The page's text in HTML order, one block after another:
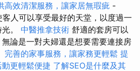
高效清潔服務，讓家居無瑕疵 -
人可以享受最好的天堂，以度過一
。 中醫推拿技術 舒適的套房可以
論是一對夫婦還是想要需要連接房
完善的家事服務，讓家務更輕鬆 提
更輕鬆便捷 了解SEO是什麼及其